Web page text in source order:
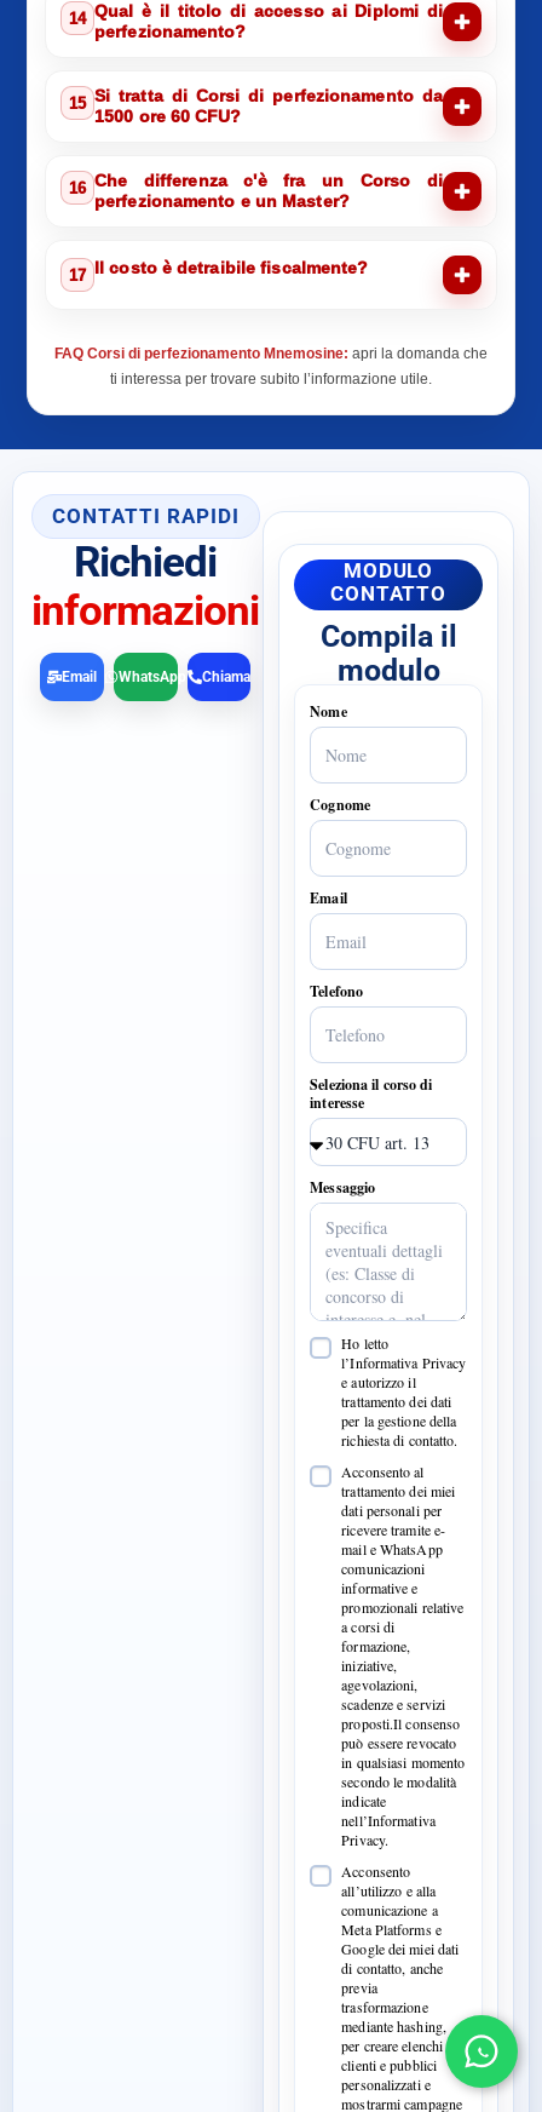
14 Qual è il titolo di accesso ai Diplomi di
perfezionamento?
15 Si tratta di Corsi di perfezionamento da
1500 ore 60 CFU?
16 Che differenza c'è fra un Corso di
perfezionamento e un Master?
17 Il costo è detraibile fiscalmente?
FAQ Corsi di perfezionamento Mnemosine: apri la domanda che
ti interessa per trovare subito l’informazione utile.
CONTATTI RAPIDI
Richiedi
informazioni
Chiama
Email WhatsApp
MODULO
CONTATTO
Compila il
modulo
Nome
Cognome
Email
Telefono
Seleziona il corso di
interesse
Messaggio
Ho letto
l’Informativa Privacy
e autorizzo il
trattamento dei dati
per la gestione della
richiesta di contatto.
Acconsento al
trattamento dei miei
dati personali per
ricevere tramite e-
mail e WhatsApp
comunicazioni
informative e
promozionali relative
a corsi di
formazione,
iniziative,
agevolazioni,
scadenze e servizi
proposti.Il consenso
può essere revocato
in qualsiasi momento
secondo le modalità
indicate
nell’Informativa
Privacy.
Acconsento
all’utilizzo e alla
comunicazione a
Meta Platforms e
Google dei miei dati
di contatto, anche
previa
trasformazione
mediante hashing,
per creare elenchi
clienti e pubblici
personalizzati e
mostrarmi campagne